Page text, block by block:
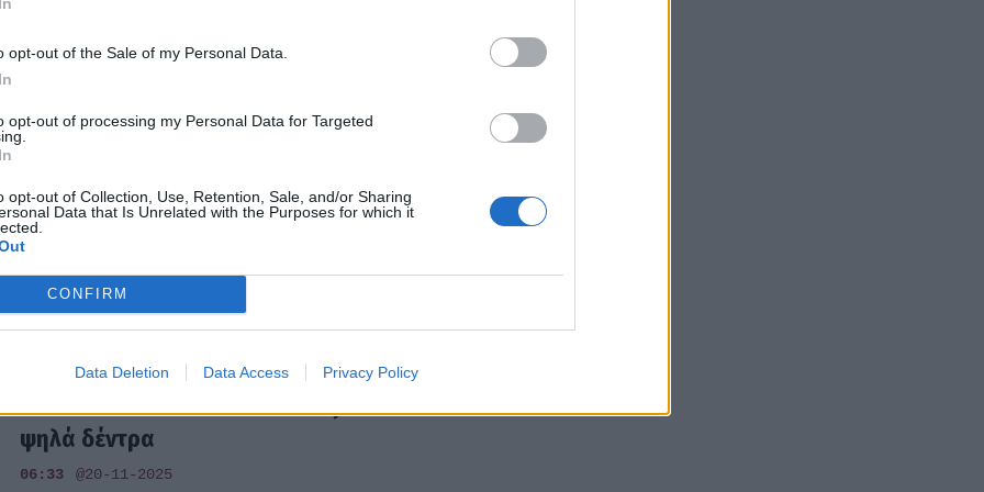
opt-out of the Sale of my Personal Data.
opt-out of processing my Personal Data for Targeted
opt-out of Collection, Use, Retention, Sale, and/or Sharing
Data that Is Unrelated with the Purposes for which it
CONFIRM
Data Deletion Data Access Privacy Policy
Ανίτα Μπαρντ: Αν αγαπάς το ginger
της – Η αλλαγή στο look της
03:32
SHOWBIZ
Οι πιο iconic χριστουγεννιάτικες στιγμές
των celebrities στα σπίτια τους και τα πιο
ψηλά δέντρα
06:33 @20-11-2025